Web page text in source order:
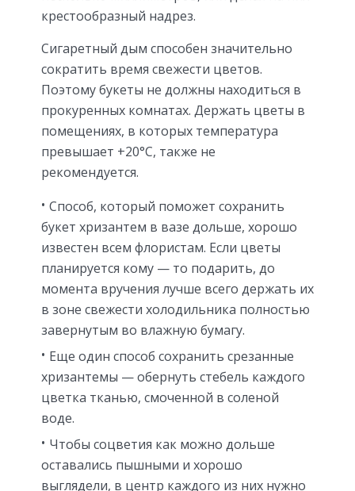
крестообразный надрез.
Сигаретный дым способен значительно
сократить время свежести цветов.
Поэтому букеты не должны находиться в
прокуренных комнатах. Держать цветы в
помещениях, в которых температура
превышает +20°С, также не
рекомендуется.
Способ, который поможет сохранить
букет хризантем в вазе дольше, хорошо
известен всем флористам. Если цветы
планируется кому — то подарить, до
момента вручения лучше всего держать их
в зоне свежести холодильника полностью
завернутым во влажную бумагу.
Еще один способ сохранить срезанные
хризантемы — обернуть стебель каждого
цветка тканью, смоченной в соленой
воде.
Чтобы соцветия как можно дольше
оставались пышными и хорошо
выглядели, в центр каждого из них нужно